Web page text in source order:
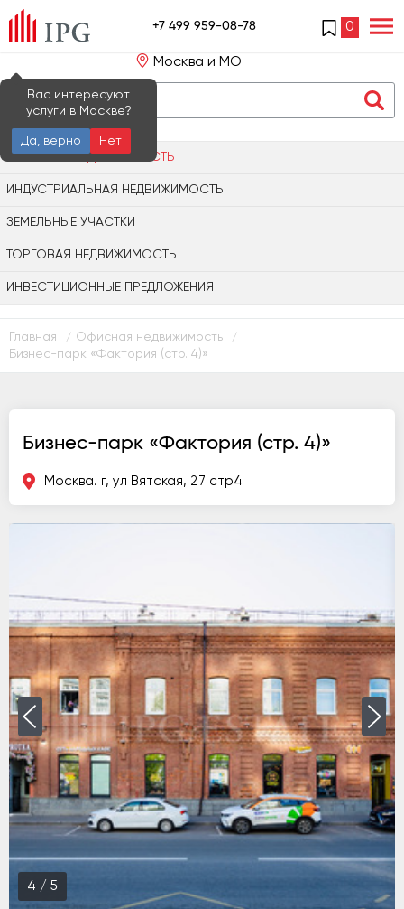
+7 499 959-08-78 0
Москва и МО
Вас интересуют
услуги в Москве?
Да, верно
Нет
ОФИСНАЯ НЕДВИЖИМОСТЬ
ИНДУСТРИАЛЬНАЯ НЕДВИЖИМОСТЬ
ЗЕМЕЛЬНЫЕ УЧАСТКИ
ТОРГОВАЯ НЕДВИЖИМОСТЬ
ИНВЕСТИЦИОННЫЕ ПРЕДЛОЖЕНИЯ
Главная / Офисная недвижимость /
Бизнес-парк «Фактория (стр. 4)»
Бизнес-парк «Фактория (стр. 4)»
Москва. г, ул Вятская, 27 стр4
5/ 5